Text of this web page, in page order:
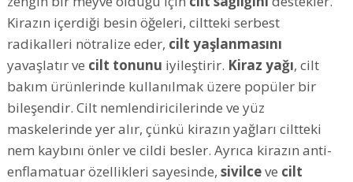
Kirazın içerdiği besin öğeleri, ciltteki serbest
radikalleri nötralize eder, cilt yaşlanmasını
yavaşlatır ve cilt tonunu iyileştirir. Kiraz yağı, cilt
bakım ürünlerinde kullanılmak üzere popüler bir
bileşendir. Cilt nemlendiricilerinde ve yüz
maskelerinde yer alır, çünkü kirazın yağları ciltteki
nem kaybını önler ve cildi besler. Ayrıca kirazın anti-
enflamatuar özellikleri sayesinde,sivilceve cilt